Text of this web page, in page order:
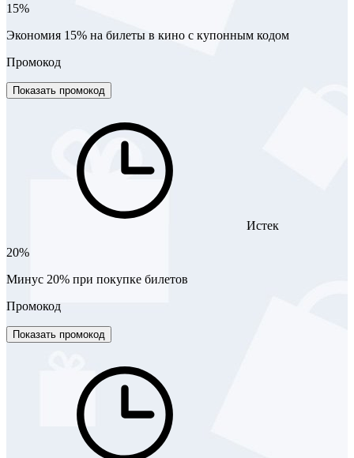
15%
Экономия 15% на билеты в кино с купонным кодом
Промокод
Показать промокод
Истек
20%
Минус 20% при покупке билетов
Промокод
Показать промокод